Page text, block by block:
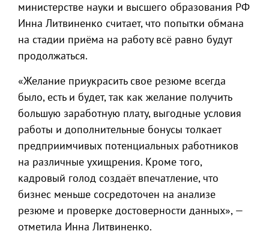
министерстве науки и высшего образования РФ
Инна Литвиненко считает, что попытки обмана
на стадии приёма на работу всё равно будут
продолжаться.
«Желание приукрасить свое резюме всегда
было, есть и будет, так как желание получить
большую заработную плату, выгодные условия
работы и дополнительные бонусы толкает
предприимчивых потенциальных работников
на различные ухищрения. Кроме того,
кадровый голод создаёт впечатление, что
бизнес меньше сосредоточен на анализе
резюме и проверке достоверности данных», —
отметила Инна Литвиненко.